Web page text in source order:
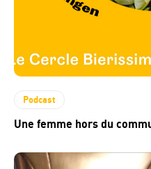
Podcast
Une femme hors du